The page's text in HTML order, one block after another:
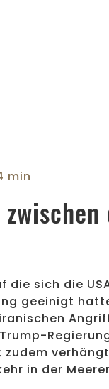
min
die sich die
geeinigt
zudem
in der